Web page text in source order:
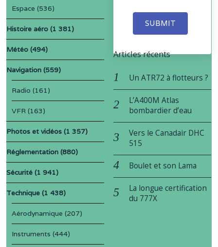
SUBMIT
Espace (536)
Histoire aéro (1 381)
Météo (494)
Navigation (559)
Radio (161)
VFR (163)
Photos et vidéos (1 357)
Réglementation (880)
Sécurité (1 941)
Technique (1 438)
Aérodynamique (207)
Instruments (444)
Articles récents
Un ATR72 à flotteurs ?
L’A400M Atlas
bombardier d’eau
Vers le Canadair DHC
515
Boulet et son Lama
La longue certification
du 777X